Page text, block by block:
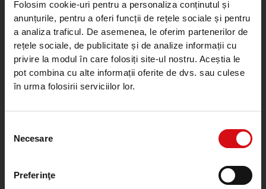
Folosim cookie-uri pentru a personaliza conținutul și
anunțurile, pentru a oferi funcții de rețele sociale și pentru
a analiza traficul. De asemenea, le oferim partenerilor de
rețele sociale, de publicitate și de analize informații cu
privire la modul în care folosiți site-ul nostru. Aceștia le
pot combina cu alte informații oferite de dvs. sau culese
în urma folosirii serviciilor lor.
consimțământului
Necesare
Preferinţe
Calea Plevnei nr. 159, sector 6, București, România
ROU.ProcreditCallCenter@procredit-group.com